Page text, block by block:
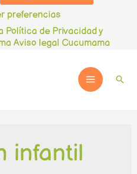
preferencias
Política de Privacidad y
Aviso legal Cucumama
Main
infantil